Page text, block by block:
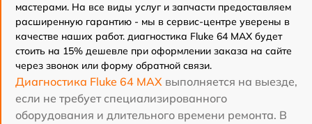
мастерами. На все виды услуг и запчасти предоставляем
расширенную гарантию - мы в сервис-центре уверены в
качестве наших работ. диагностика Fluke 64 MAX будет
стоить на 15% дешевле при оформлении заказа на сайте
через звонок или форму обратной связи.
Диагностика Fluke 64 MAX выполняется на выезде,
если не требует специализированного
оборудования и длительного времени ремонта. В